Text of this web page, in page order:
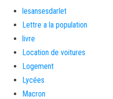
lesansesdarlet
Lettre a la population
livre
Location de voitures
Logement
Lycées
Macron